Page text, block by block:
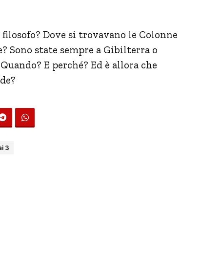
Dove si trovavano le Colonne
Sono state sempre a Gibilterra o
E perché? Ed è allora che
3